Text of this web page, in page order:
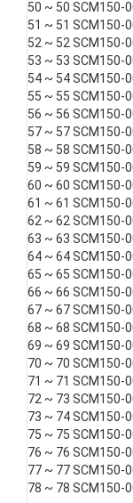
50 ~ 50 SCM150-
51 ~ 51 SCM150-
52 ~ 52 SCM150-
53 ~ 53 SCM150-
54 ~ 54 SCM150-
55 ~ 55 SCM150-
56 ~ 56 SCM150-
57 ~ 57 SCM150-
58 ~ 58 SCM150-
59 ~ 59 SCM150-
60 ~ 60 SCM150-
61 ~ 61 SCM150-
62 ~ 62 SCM150-
63 ~ 63
64 ~ 64 SCM150-
65 ~ 65 SCM150-
66 ~ 66 SCM150-
67 ~ 67 SCM150-
68 ~ 68 SCM150-
69 ~ 69 SCM150-
70 ~ 70 SCM150-
71 ~ 71 SCM150-
72 ~ 73 SCM150-
73 ~ 74
75 ~ 75 SCM150-
76 ~ 76 SCM150-
77 ~ 77 SCM150-
78 ~ 78 SCM150-